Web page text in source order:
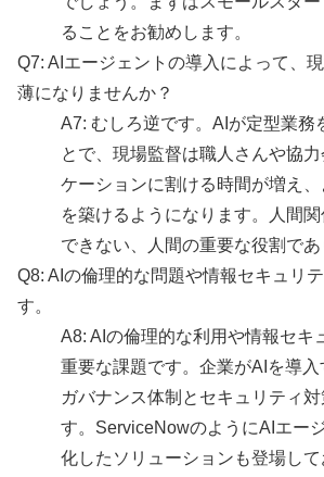
ることをお勧めします。
Q7: AIエージェントの導入によって、
薄になりませんか？
A7: むしろ逆です。AIが定型業務
とで、現場監督は職人さんや協
ケーションに割ける時間が増え
を築けるようになります。人間
できない、人間の重要な役割であ
Q8: AIの倫理的な問題や情報セキュリ
す。
A8: AIの倫理的な利用や情報セキ
重要な課題です。企業がAIを導
ガバナンス体制とセキュリティ
す。ServiceNowのようにAIエー
化したソリューションも登場して